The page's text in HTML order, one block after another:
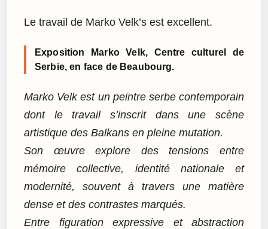
Le travail de Marko Velk’s est excellent.
Exposition Marko Velk, Centre culturel de
Serbie, en face de Beaubourg.
Marko Velk est un peintre serbe contemporain
dont le travail s’inscrit dans une scène
artistique des Balkans en pleine mutation.
Son œuvre explore des tensions entre
mémoire collective, identité nationale et
modernité, souvent à travers une matière
dense et des contrastes marqués.
Entre figuration expressive et abstraction